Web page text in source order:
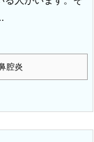
腔炎